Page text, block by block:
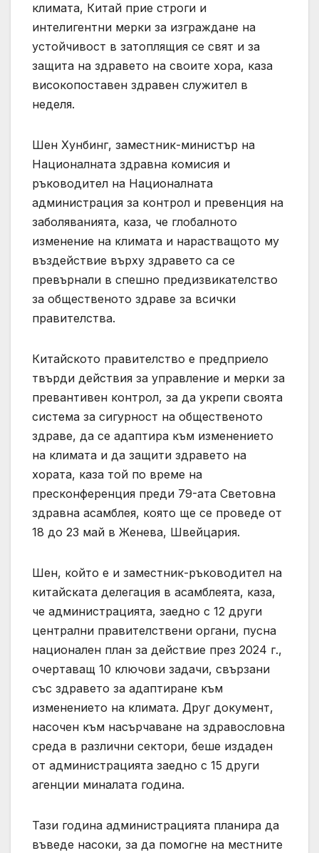
климата, Китай прие строги и
интелигентни мерки за изграждане на
устойчивост в затоплящия се свят и за
защита на здравето на своите хора, каза
високопоставен здравен служител в
неделя.
Шен Хунбинг, заместник-министър на
Националната здравна комисия и
ръководител на Националната
администрация за контрол и превенция на
заболяванията, каза, че глобалното
изменение на климата и нарастващото му
въздействие върху здравето са се
превърнали в спешно предизвикателство
за общественото здраве за всички
правителства.
Китайското правителство е предприело
твърди действия за управление и мерки за
превантивен контрол, за да укрепи своята
система за сигурност на общественото
здраве, да се адаптира към изменението
на климата и да защити здравето на
хората, каза той по време на
пресконференция преди 79-ата Световна
здравна асамблея, която ще се проведе от
18 до 23 май в Женева, Швейцария.
Шен, който е и заместник-ръководител на
китайската делегация в асамблеята, каза,
че администрацията, заедно с 12 други
централни правителствени органи, пусна
национален план за действие през 2024 г.,
очертаващ 10 ключови задачи, свързани
със здравето за адаптиране към
изменението на климата. Друг документ,
насочен към насърчаване на здравословна
среда в различни сектори, беше издаден
от администрацията заедно с 15 други
агенции миналата година.
Тази година администрацията планира да
въведе насоки, за да помогне на местните